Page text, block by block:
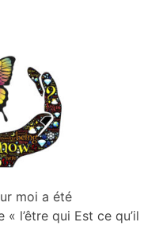
moi a été
l’être qui Est ce qu’il